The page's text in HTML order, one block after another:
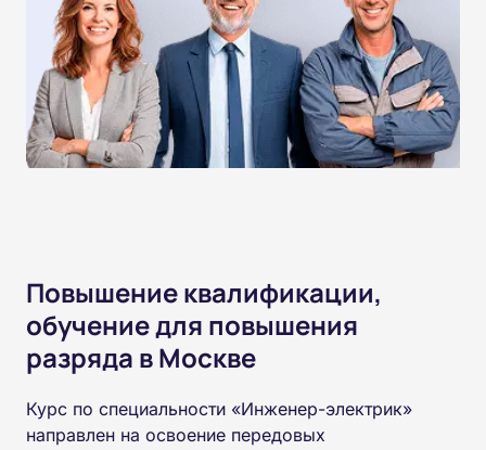
Повышение квалификации,
обучение для повышения
разряда в Москве
Курс по специальности «Инженер-электрик»
направлен на освоение передовых